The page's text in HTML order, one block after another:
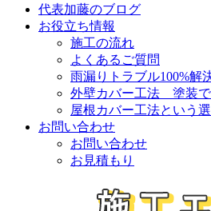
代表加藤のブログ
お役立ち情報
施工の流れ
よくあるご質問
雨漏りトラブル100%解
外壁カバー工法 塗装で
屋根カバー工法という
お問い合わせ
お問い合わせ
お見積もり